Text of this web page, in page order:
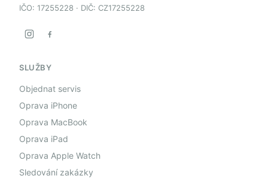
IČO: 17255228 · DIČ: CZ17255228
SLUŽBY
Objednat servis
Oprava iPhone
Oprava MacBook
Oprava iPad
Oprava Apple Watch
Sledování zakázky